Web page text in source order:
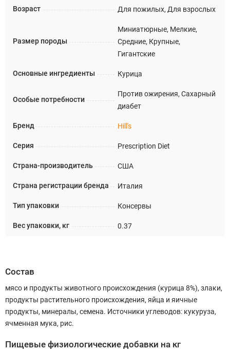
Возраст Для пожилых, Для взрослых
Размер породы
Миниатюрные, Мелкие,
Средние, Крупные,
Гигантские
Основные ингредиенты Курица
Особые потребности
Против ожирения, Сахарный
диабет
Бренд Hill's
Серия Prescription Diet
Страна-производитель США
Страна регистрации бренда Италия
Тип упаковки Консервы
Вес упаковки, кг 0.37
Состав
мясо и продукты животного происхождения (курица 8%), злаки,
продукты растительного происхождения, яйца и яичные
продукты, минералы, семена. Источники углеводов: кукуруза,
ячменная мука, рис.
Пищевые физиологические добавки на кг